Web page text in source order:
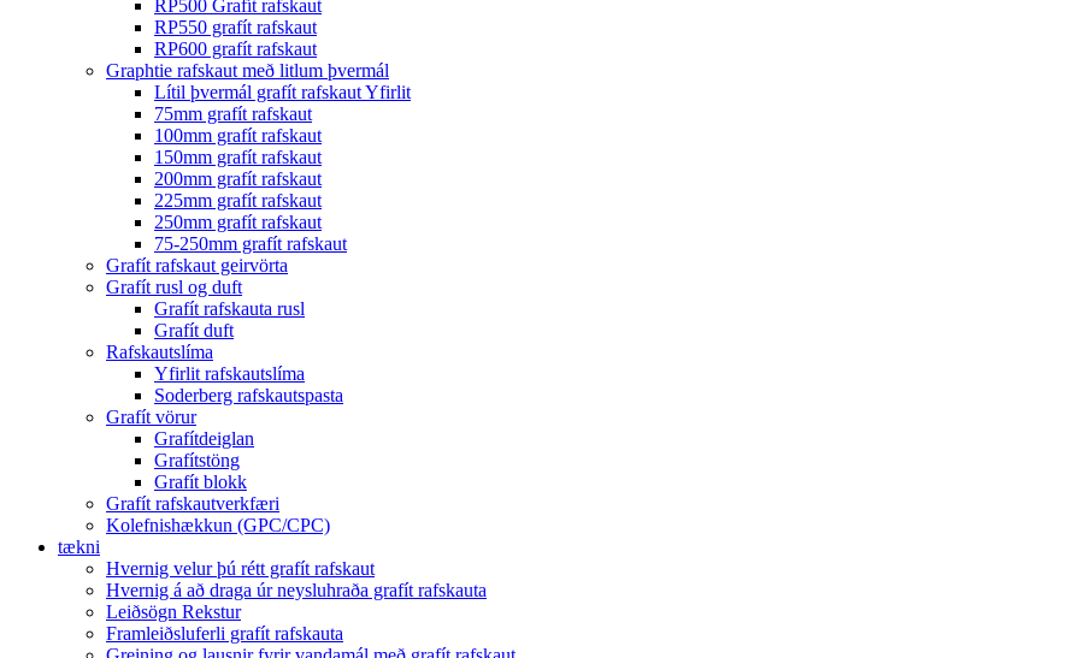
RP500 Grafít rafskaut
RP550 grafít rafskaut
RP600 grafít rafskaut
Graphtie rafskaut með litlum þvermál
Lítil þvermál grafít rafskaut Yfirlit
75mm grafít rafskaut
100mm grafít rafskaut
150mm grafít rafskaut
200mm grafít rafskaut
225mm grafít rafskaut
250mm grafít rafskaut
75-250mm grafít rafskaut
Grafít rafskaut geirvörta
Grafít rusl og duft
Grafít rafskauta rusl
Grafít duft
Rafskautslíma
Yfirlit rafskautslíma
Soderberg rafskautspasta
Grafít vörur
Grafítdeiglan
Grafítstöng
Grafít blokk
Grafít rafskautverkfæri
Kolefnishækkun (GPC/CPC)
tækni
Hvernig velur þú rétt grafít rafskaut
Hvernig á að draga úr neysluhraða grafít rafskauta
Leiðsögn Rekstur
Framleiðsluferli grafít rafskauta